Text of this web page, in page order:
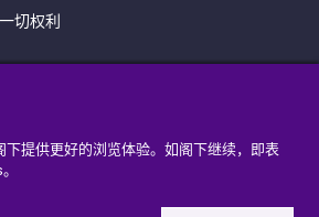
提供更好的浏览体验。如阁下继续，即表
切权利